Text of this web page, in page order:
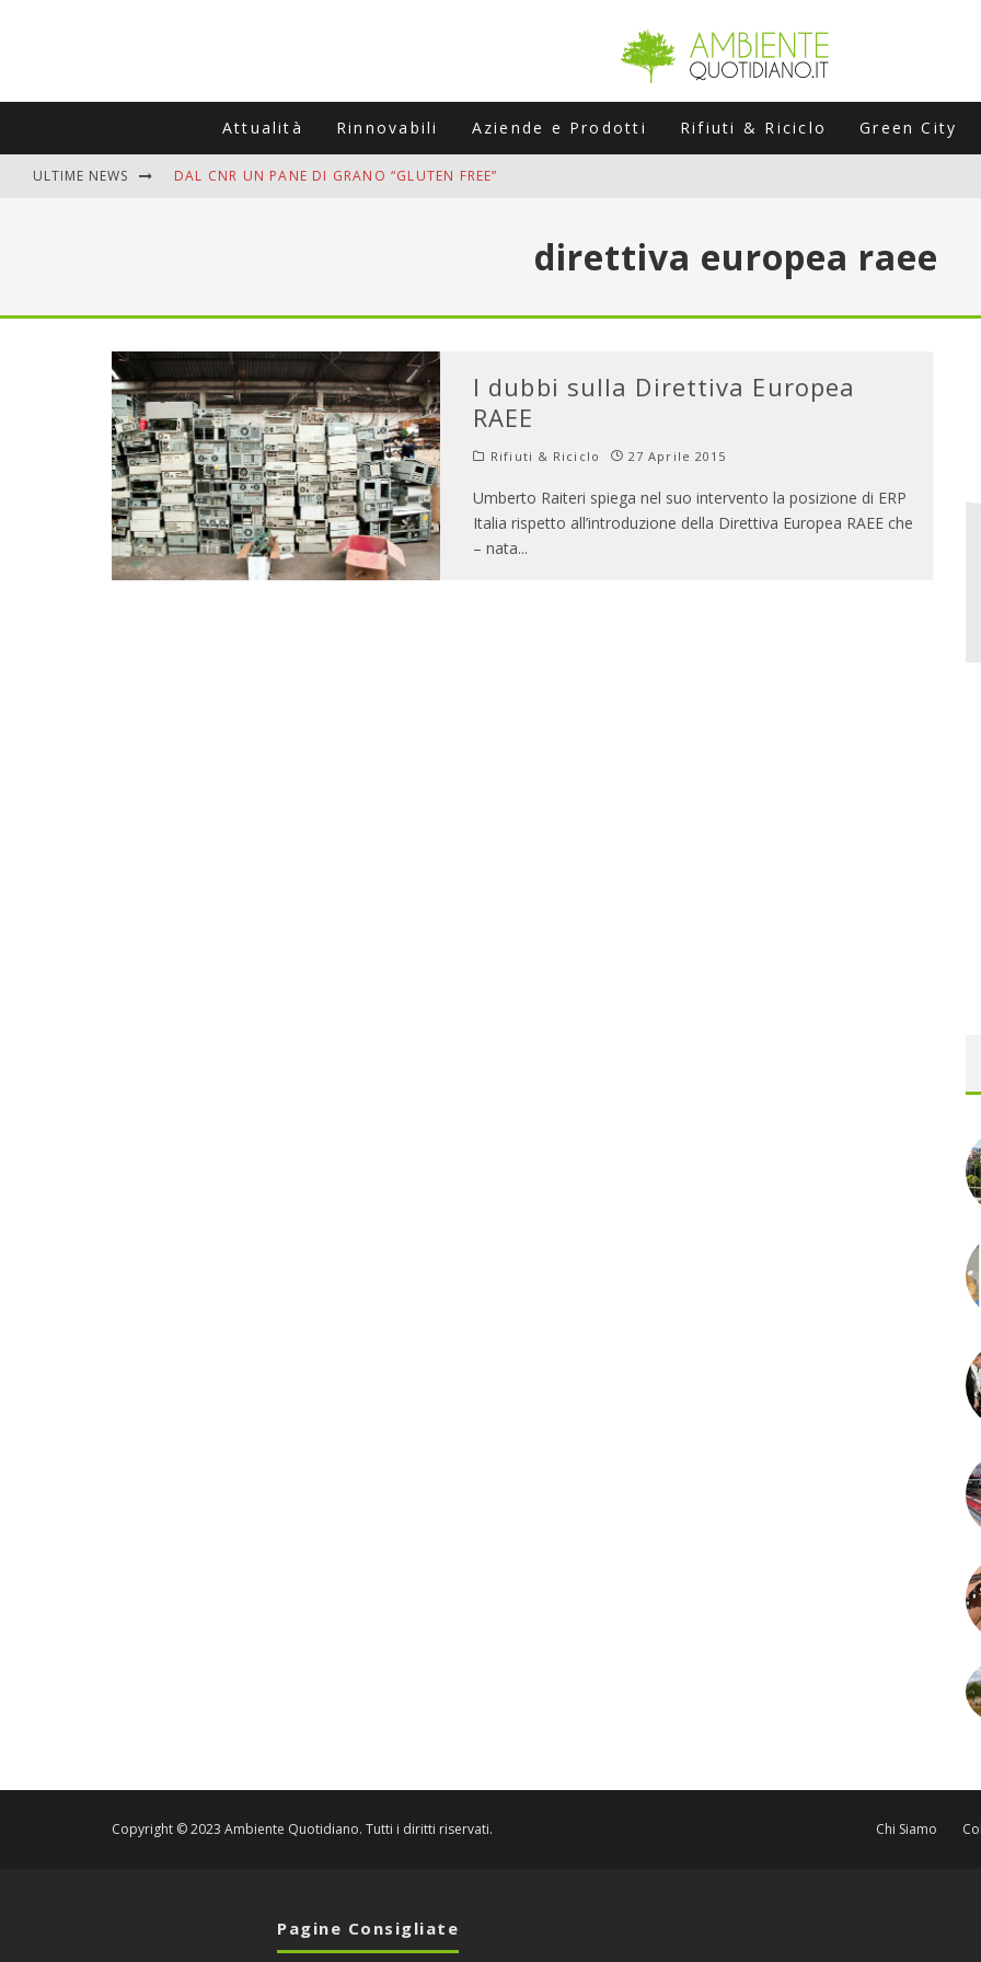
Attualità Rinnovabili Aziende e Prodotti Rifiuti & Riciclo Green City
ULTIME NEWS DAL CNR UN PANE DI GRANO “GLUTEN FREE”
MUTTI ASSUME A OLIVETO CITRA 400 COLLABORATORI STAGIONALI
ADDIO BOLLETTE SALATE? LA NUOVA FRONTIERA DEL FOTOVOLTAICO "PLUG & PLAY" CHE STA
direttiva europea raee
I dubbi sulla Direttiva Europea
RAEE
Rifiuti & Riciclo 27 Aprile 2015
Umberto Raiteri spiega nel suo intervento la posizione di ERP
Italia rispetto all’introduzione della Direttiva Europea RAEE che
– nata...
Copyright © 2023 Ambiente Quotidiano. Tutti i diritti riservati. Chi Siamo
Pagine Consigliate